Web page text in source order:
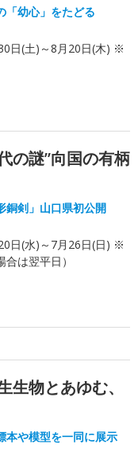
「幼心」をたどる
日(土)～8月20日(木) ※
の謎”向国の有柄
銅剣」山口県初公開
日(水)～7月26日(日) ※
は翌平日）
物とあゆむ、
本や模型を一同に展示